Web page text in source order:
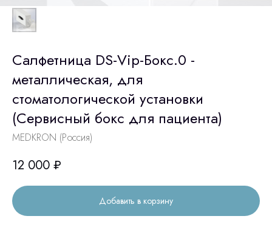
Салфетница DS-Vip-Бокс.0 -
металлическая, для
стоматологической установки
(Сервисный бокс для пациента)
MEDKRON (Россия)
12 000 ₽
Добавить в корзину